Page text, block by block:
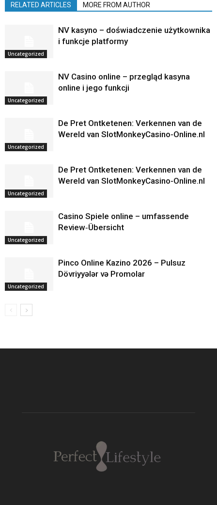
RELATED ARTICLES MORE FROM AUTHOR
Uncategorized
NV kasyno – doświadczenie użytkownika
i funkcje platformy
Uncategorized
NV Casino online – przegląd kasyna
online i jego funkcji
Uncategorized
De Pret Ontketenen: Verkennen van de
Wereld van SlotMonkeyCasino-Online.nl
Uncategorized
De Pret Ontketenen: Verkennen van de
Wereld van SlotMonkeyCasino-Online.nl
Uncategorized
Casino Spiele online – umfassende
Review‑Übersicht
Uncategorized
Pinco Online Kazino 2026 – Pulsuz
Dövriyyələr və Promolar